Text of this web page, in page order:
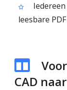
leesbare
CAD